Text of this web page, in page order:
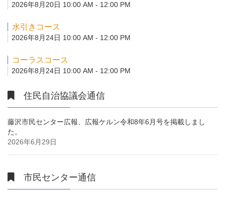
2026年8月20日 10:00 AM - 12:00 PM
水引きコース
2026年8月24日 10:00 AM - 12:00 PM
コーラスコース
2026年8月24日 10:00 AM - 12:00 PM
住民自治協議会通信
藤沢市民センター広報、広報ケルン令和8年6月号を掲載しまし
た。
2026年6月29日
市民センター通信